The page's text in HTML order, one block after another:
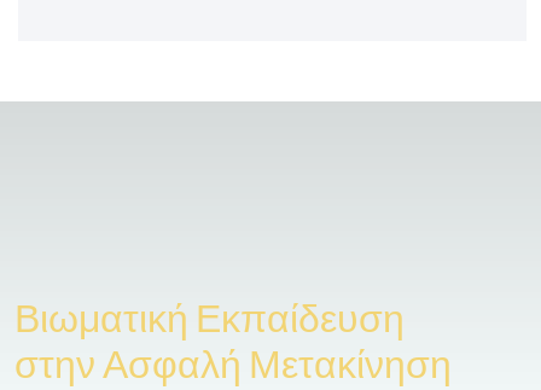
Βιωματική Εκπαίδευση
στην Ασφαλή Μετακίνηση